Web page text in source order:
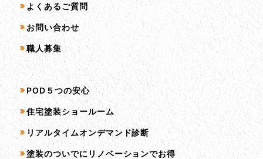
よくあるご質問
お問い合わせ
職人募集
サービス一覧
POD５つの安心
住宅塗装ショールーム
リアルタイムオンデマンド診断
塗装のついでにリノベーションでお得